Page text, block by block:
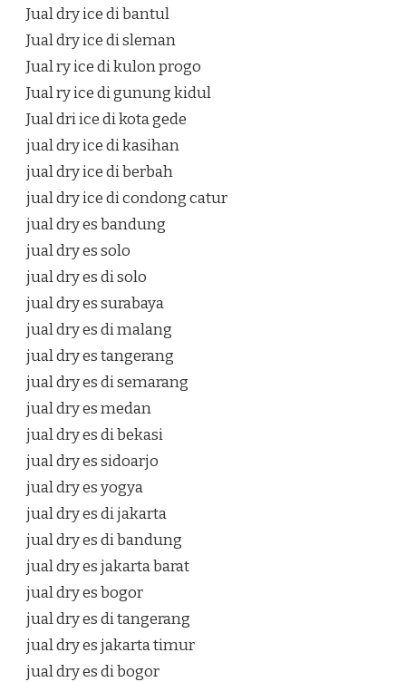
Jual dry ice di bantul
Jual dry ice di sleman
Jual ry ice di kulon progo
Jual ry ice di gunung kidul
Jual dri ice di kota gede
jual dry ice di kasihan
jual dry ice di berbah
jual dry ice di condong catur
jual dry es bandung
jual dry es solo
jual dry es di solo
jual dry es surabaya
jual dry es di malang
jual dry es tangerang
jual dry es di semarang
jual dry es medan
jual dry es di bekasi
jual dry es sidoarjo
jual dry es yogya
jual dry es di jakarta
jual dry es di bandung
jual dry es jakarta barat
jual dry es bogor
jual dry es di tangerang
jual dry es jakarta timur
jual dry es di bogor